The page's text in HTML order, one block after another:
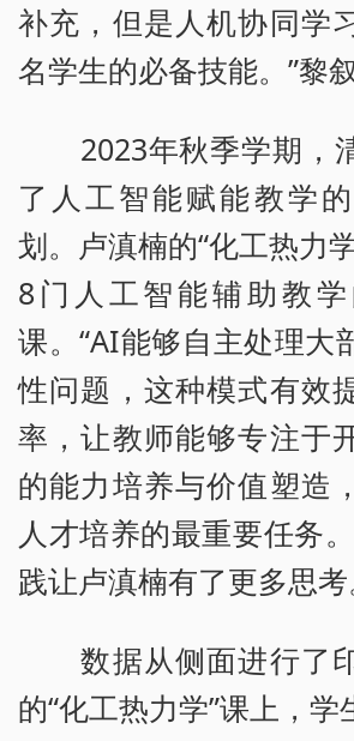
补充，但是人机协同学
名学生的必备技能。”黎
2023年秋季学期，
了人工智能赋能教学
划。卢滇楠的“化工热力
8门人工智能辅助教
课。“AI能够自主处理大
性问题，这种模式有效
率，让教师能够专注于
的能力培养与价值塑造
人才培养的最重要任务
践让卢滇楠有了更多思考
数据从侧面进行了
的“化工热力学”课上，